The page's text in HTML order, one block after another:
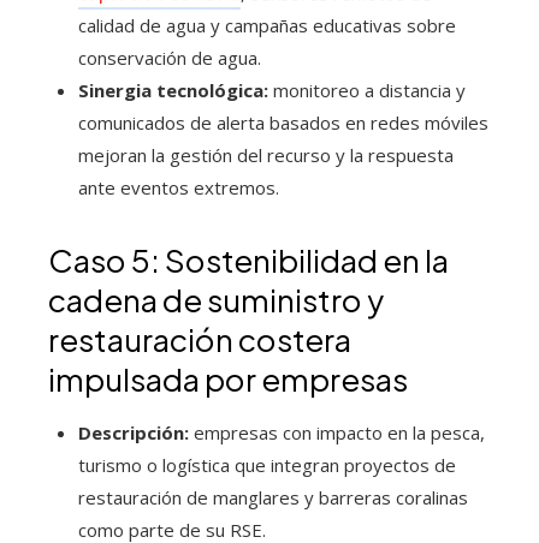
calidad de agua y campañas educativas sobre
conservación de agua.
Sinergia tecnológica: monitoreo a distancia y
comunicados de alerta basados en redes móviles
mejoran la gestión del recurso y la respuesta
ante eventos extremos.
Caso 5: Sostenibilidad en la
cadena de suministro y
restauración costera
impulsada por empresas
Descripción: empresas con impacto en la pesca,
turismo o logística que integran proyectos de
restauración de manglares y barreras coralinas
como parte de su RSE.